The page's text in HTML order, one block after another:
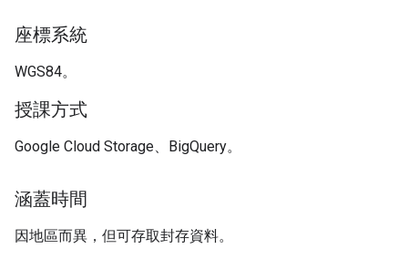
座標系統
WGS84。
授課方式
Google Cloud Storage、BigQuery。
涵蓋時間
因地區而異，但可存取封存資料。